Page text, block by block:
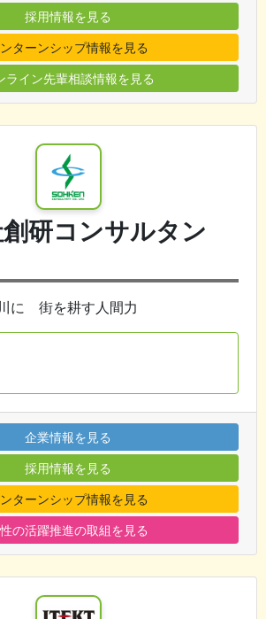
採用情報を見る
ターンシップ情報を見る
ライン先輩相談情報を見る
研コンサルタン
に 街を耕す人間力
企業情報を見る
採用情報を見る
ターンシップ情報を見る
の活躍推進の取組を見る